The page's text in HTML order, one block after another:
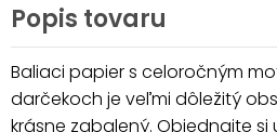
Popis tovaru
Baliaci papier s celoročným
darčekoch je veľmi dôležitý
krásne zabalený. Objednajte